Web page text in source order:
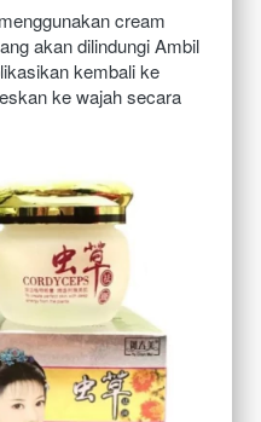
cream
akan dilindungi Ambil
kembali ke
ke wajah secara